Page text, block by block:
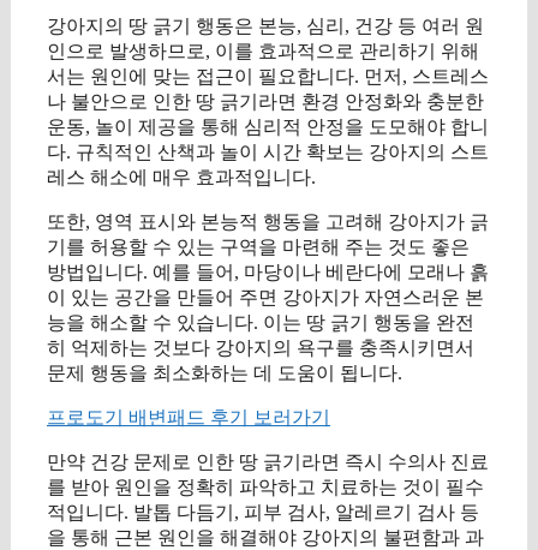
강아지의 땅 긁기 행동은 본능, 심리, 건강 등 여러 원
인으로 발생하므로, 이를 효과적으로 관리하기 위해
서는 원인에 맞는 접근이 필요합니다. 먼저, 스트레스
나 불안으로 인한 땅 긁기라면 환경 안정화와 충분한
운동, 놀이 제공을 통해 심리적 안정을 도모해야 합니
다. 규칙적인 산책과 놀이 시간 확보는 강아지의 스트
레스 해소에 매우 효과적입니다.
또한, 영역 표시와 본능적 행동을 고려해 강아지가 긁
기를 허용할 수 있는 구역을 마련해 주는 것도 좋은
방법입니다. 예를 들어, 마당이나 베란다에 모래나 흙
이 있는 공간을 만들어 주면 강아지가 자연스러운 본
능을 해소할 수 있습니다. 이는 땅 긁기 행동을 완전
히 억제하는 것보다 강아지의 욕구를 충족시키면서
문제 행동을 최소화하는 데 도움이 됩니다.
프로도기 배변패드 후기 보러가기
만약 건강 문제로 인한 땅 긁기라면 즉시 수의사 진료
를 받아 원인을 정확히 파악하고 치료하는 것이 필수
적입니다. 발톱 다듬기, 피부 검사, 알레르기 검사 등
을 통해 근본 원인을 해결해야 강아지의 불편함과 과